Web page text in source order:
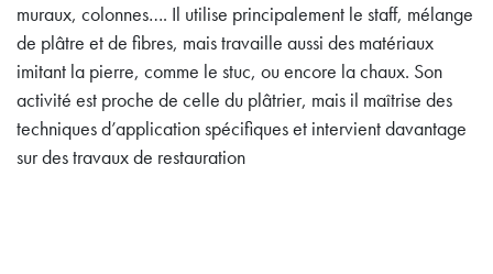
muraux, colonnes…. Il utilise principalement le staff, mélange
de plâtre et de fibres, mais travaille aussi des matériaux
imitant la pierre, comme le stuc, ou encore la chaux. Son
activité est proche de celle du plâtrier, mais il maîtrise des
techniques d’application spécifiques et intervient davantage
sur des travaux de restauration